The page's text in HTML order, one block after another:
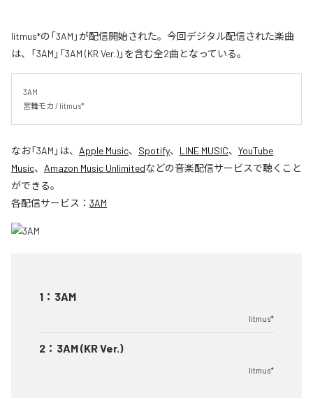
litmus*の「3AM」が配信開始された。今回デジタル配信された楽曲
は、「3AM」「3AM (KR Ver.)」を含む全2曲となっている。
3AM
宮舞モカ / litmus*
なお「3AM 」は、 Apple Music、 Spotify、 LINE MUSIC、 YouTube
Music、 Amazon Music Unlimitedなどの音楽配信サービスで聴くこと
ができる。
各配信サービス： 3AM
1 ： 3AM
litmus*
2 ： 3AM (KR Ver.)
litmus*